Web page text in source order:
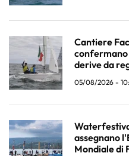
Cantiere
confermano
derive da
05/08/2026 -
assegnano
Mondiale di